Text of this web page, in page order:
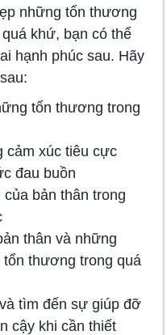
những tổn thương
khứ, bạn có thể
hạnh phúc sau. Hãy
tổn thương trong
cảm xúc tiêu cực
đau buồn
bản thân trong
thân và những
thương trong quá
tìm đến sự giúp đỡ
cậy khi cần thiết